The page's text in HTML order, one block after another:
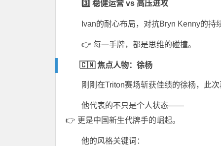
3️⃣ 稳健运营 vs 高压进攻
Ivan的耐心布局，对抗Bryn Kenny的持
👉 每一手牌，都是思维的碰撞。
🇨🇳 焦点人物：徐杨
刚刚在Triton赛场斩获佳绩的徐杨，此次
他代表的不只是个人状态——
👉 更是中国新生代牌手的崛起。
他的风格关键词：